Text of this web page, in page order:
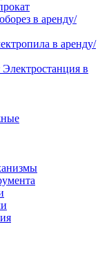
в аренду/
в аренду/
Электростанция в